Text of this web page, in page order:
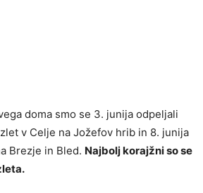
doma smo se 3. junija odpeljali
v Celje na Jožefov hrib in 8. junija
Brezje in Bled. Najbolj korajžni so se